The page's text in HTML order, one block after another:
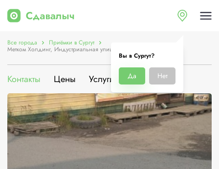
Вы в Сургут?
Да Нет
Все города Приёмки в Сургут
Метком Холдинг, Индустриальная улица, 6/1
Контакты Цены Услуги О компании